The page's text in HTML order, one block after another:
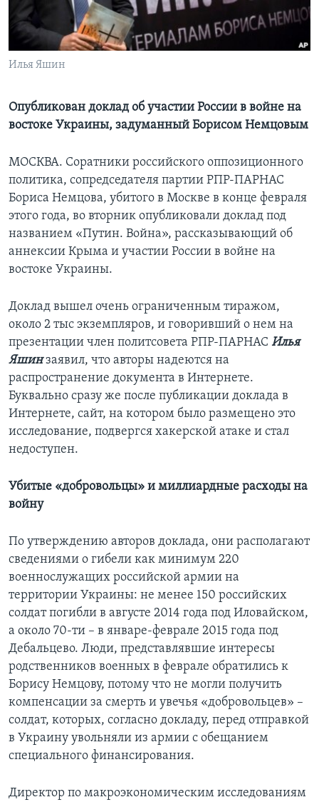
Learning English
СОЦИАЛЬНЫЕ СЕТИ
Языки
Илья Яшин
Опубликован доклад об участии России в войне на
востоке Украины, задуманный Борисом Немцовым
МОСКВА. Соратники российского оппозиционного
политика, сопредседателя партии РПР-ПАРНАС
Бориса Немцова, убитого в Москве в конце февраля
этого года, во вторник опубликовали доклад под
названием «Путин. Война», рассказывающий об
аннексии Крыма и участии России в войне на
востоке Украины.
Доклад вышел очень ограниченным тиражом,
около 2 тыс экземпляров, и говоривший о нем на
презентации член политсовета РПР-ПАРНАС Илья
Яшинзаявил, что авторы надеются на
распространение документа в Интернете.
Буквально сразу же после публикации доклада в
Интернете, сайт, на котором было размещено это
исследование, подвергся хакерской атаке и стал
недоступен.
Убитые «добровольцы» и миллиардные расходы на
войну
По утверждению авторов доклада, они располагают
сведениями о гибели как минимум 220
военнослужащих российской армии на
территории Украины: не менее 150 российских
солдат погибли в августе 2014 года под Иловайском,
а около 70-ти – в январе-феврале 2015 года под
Дебальцево. Люди, представлявшие интересы
родственников военных в феврале обратились к
Борису Немцову, потому что не могли получить
компенсации за смерть и увечья «добровольцев» –
солдат, которых, согласно докладу, перед отправкой
в Украину увольняли из армии с обещанием
специального финансирования.
Директор по макроэкономическим исследованиям